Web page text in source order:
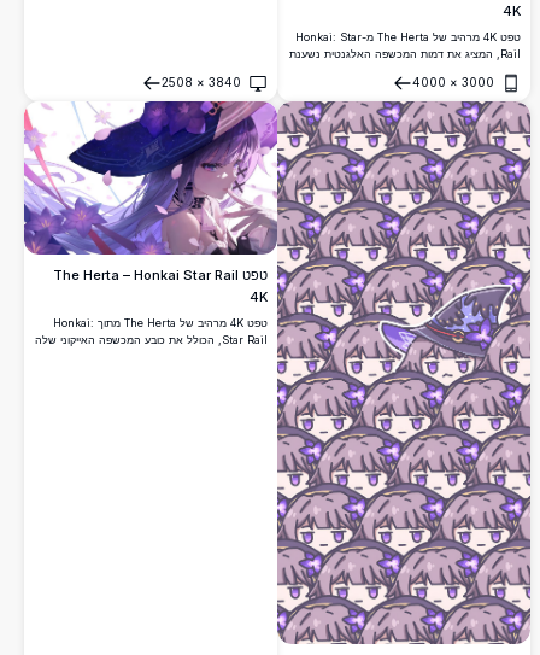
4K
טפט 4K מרהיב של The Herta מ-Honkai: Star
Rail, המציג את דמות המכשפה האלגנטית נשענת
מפוזרים ורקע קוסמי של שמי כוכבים.
3000
×
4000
פתח
3840
×
2508
פתח
טפט The Herta – Honkai Star Rail
4K
טפט 4K מרהיב של The Herta מתוך Honkai:
Star Rail, הכולל את כובע המכשפה האייקוני שלה